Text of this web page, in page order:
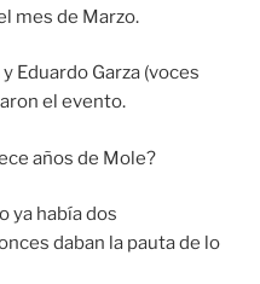
mes de Marzo.
Eduardo Garza (voces
el evento.
años de Mole?
ya había dos
daban la pauta de lo